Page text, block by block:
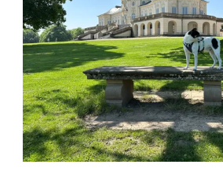
Schloss Solitude
Donnerstag, 19.02.26
Treffen am Rotebühlplatz/ Stadtmitte
Bus92(nicht verpassen, fährt nur alle 30 min.)
Erbaut im 18. Jahrhundert unterHerzog Carl Eugen, war